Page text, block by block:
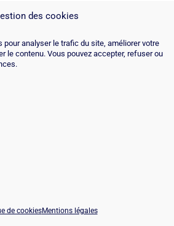
des cookies
analyser le trafic du site, améliorer votre
le contenu. Vous pouvez accepter, refuser ou
de cookiesMentions légales
|Plan du site|
Facebook Pinterest InstagramTwitter TikTok
min avec un expert SEO / GEO